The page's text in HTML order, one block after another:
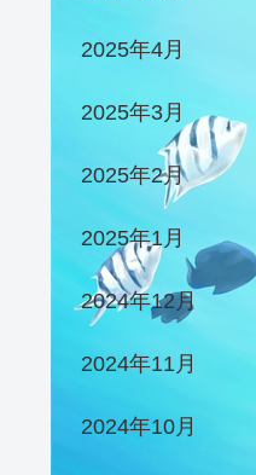
2025年4月
2025年3月
2025年2月
2025年1月
2024年12月
2024年11月
2024年10月